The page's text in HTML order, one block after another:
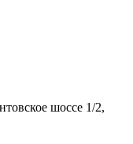
шоссе 1/2,